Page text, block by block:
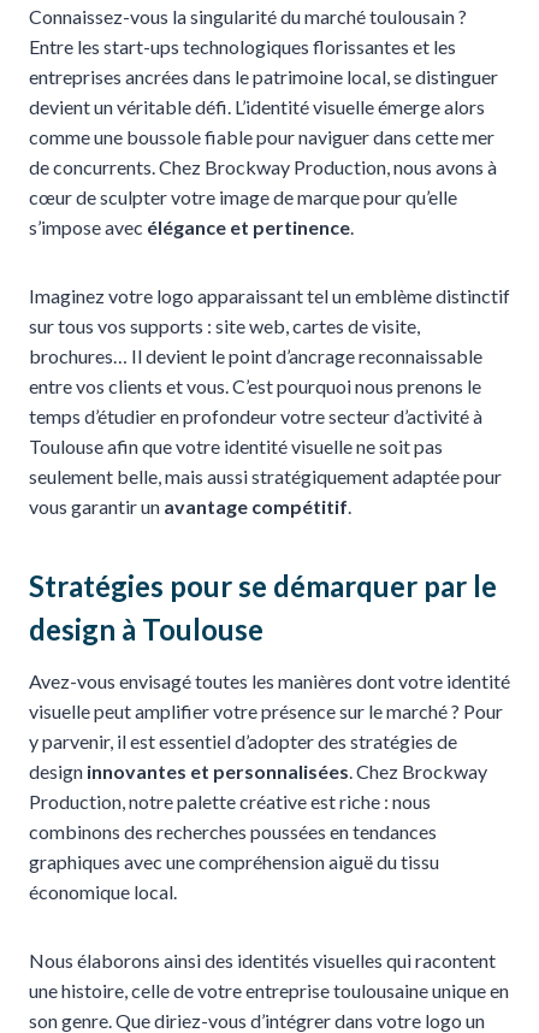
Connaissez-vous la singularité du marché toulousain ?
Entre les start-ups technologiques florissantes et les
entreprises ancrées dans le patrimoine local, se distinguer
devient un véritable défi. L’identité visuelle émerge alors
comme une boussole fiable pour naviguer dans cette mer
de concurrents. Chez Brockway Production, nous avons à
cœur de sculpter votre image de marque pour qu’elle
s’impose avec élégance et pertinence
Imaginez votre logo apparaissant tel un emblème distinctif
sur tous vos supports : site web, cartes de visite,
brochures… Il devient le point d’ancrage reconnaissable
entre vos clients et vous. C’est pourquoi nous prenons le
temps d’étudier en profondeur votre secteur d’activité à
Toulouse afin que votre identité visuelle ne soit pas
seulement belle, mais aussi stratégiquement adaptée pour
vous garantir un avantage compétitif
Stratégies pour se démarquer par le
design à Toulouse
Avez-vous envisagé toutes les manières dont votre identité
visuelle peut amplifier votre présence sur le marché ? Pour
y parvenir, il est essentiel d’adopter des stratégies de
design innovantes et personnalisées . Chez Brockway
Production, notre palette créative est riche : nous
combinons des recherches poussées en tendances
graphiques avec une compréhension aiguë du tissu
économique local.
Nous élaborons ainsi des identités visuelles qui racontent
une histoire, celle de votre entreprise toulousaine unique en
son genre. Que diriez-vous d’intégrer dans votre logo un